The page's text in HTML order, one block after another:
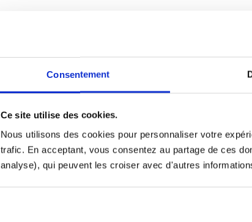
Consentement
Ce site utilise des cookies.
Nous utilisons des cookies pour personnaliser votre
trafic. En acceptant, vous consentez au partage de ces
analyse), qui peuvent les croiser avec d'autres